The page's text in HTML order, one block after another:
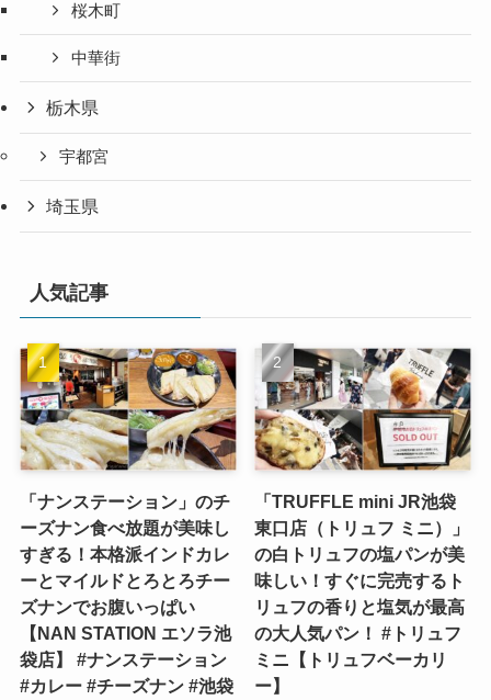
桜木町
中華街
栃木県
宇都宮
埼玉県
人気記事
「ナンステーション」のチ
ーズナン食べ放題が美味し
すぎる！本格派インドカレ
ーとマイルドとろとろチー
ズナンでお腹いっぱい
【NAN STATION エソラ池
袋店】 #ナンステーション
#カレー #チーズナン #池袋
「TRUFFLE mini JR池袋
東口店（トリュフ ミニ）」
の白トリュフの塩パンが美
味しい！すぐに完売するト
リュフの香りと塩気が最高
の大人気パン！ #トリュフ
ミニ【トリュフベーカリ
ー】